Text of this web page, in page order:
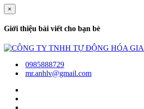
×
Giới thiệu bài viết cho bạn bè
0985888729
mr.anhlv@gmail.com